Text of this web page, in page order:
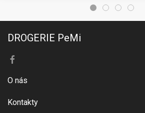
DROGERIE PeMi
O nás
Kontakty